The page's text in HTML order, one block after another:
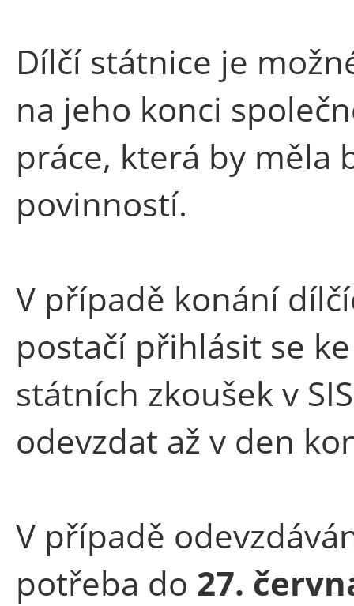
Dílčí státnice je
na jeho konci
práce, která by měla
povinností.
V případě konání
postačí přihlásit se
státních zkoušek v
odevzdat až v den
V případě
potřeba do 27.